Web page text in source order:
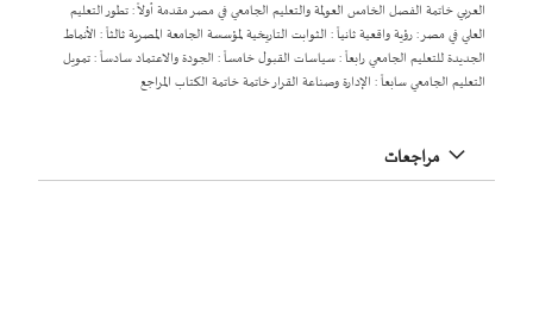
العربي خاتمة الفصل الخامس العولمة والتعليم الجامعي في مصر مقدمة أولاً : تطور التعليم
العلي في مصر : رؤية واقعية ثانياً : الثوابت التاريخية لمؤسسة الجامعة المصرية ثالثاً : الأنماط
الجديدة للتعليم الجامعي رابعاً : سياسات القبول خامساً : الجودة والاعتماد سادساً : تمويل
التعليم الجامعي سابعاً : الإدارة وصناعة القرار خاتمة خاتمة الكتاب المراجع
مراجعات